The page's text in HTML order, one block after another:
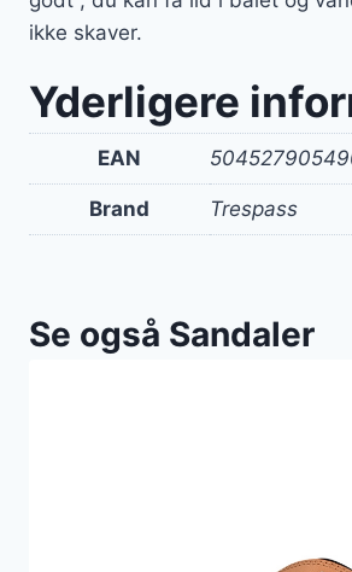
ikke skaver.
Yderligere
EAN
Brand Trespass
Se også Sandaler